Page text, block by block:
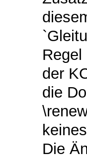
der
die
Die